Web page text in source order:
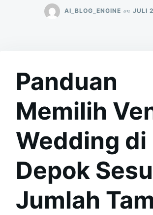
AI_BLOG_ENGINE on JULI
Panduan
Memilih
Wedding di
Depok
Jumlah